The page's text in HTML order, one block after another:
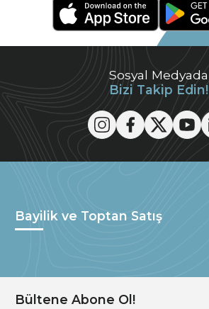
Sosyal Medyada
Bizi Takip Edin!
Bayilik ve Toptan Satış
Bültene Abone Ol!